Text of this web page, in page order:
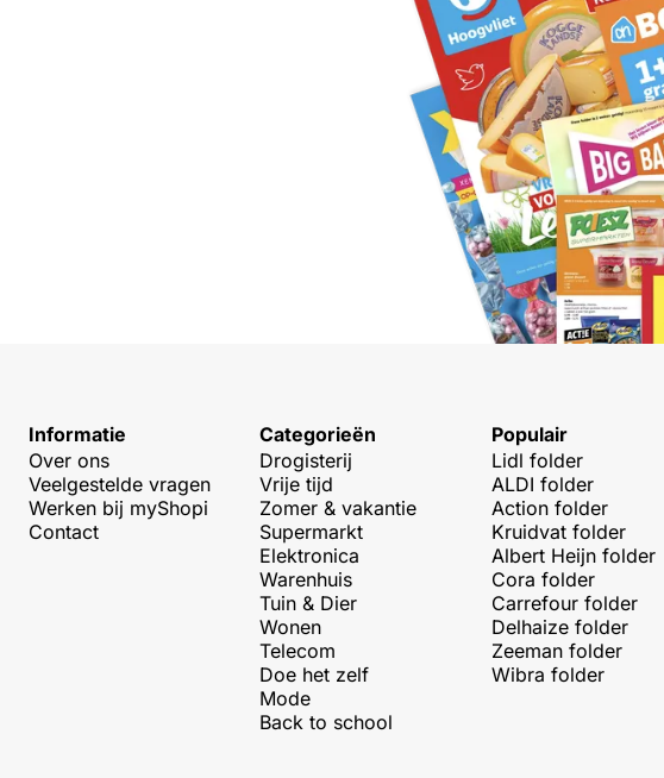
Informatie
Over ons
Veelgestelde vragen
Werken bij myShopi
Contact
Categorieën
Drogisterij
Vrije tijd
Zomer & vakantie
Supermarkt
Elektronica
Warenhuis
Tuin & Dier
Wonen
Telecom
Doe het zelf
Mode
Back to school
Populair
Lidl folder
ALDI folder
Action folder
Kruidvat folder
Albert Heijn folder
Cora folder
Carrefour folder
Delhaize folder
Zeeman folder
Wibra folder